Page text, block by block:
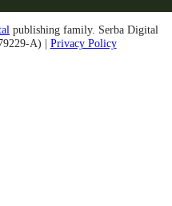
publishing family. Serba Digital
A) | Privacy Policy